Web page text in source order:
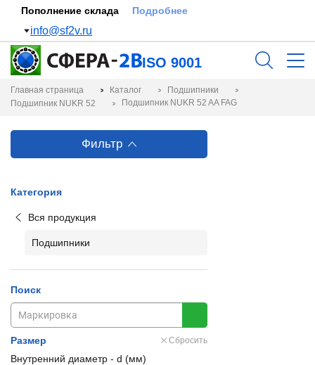
Пополнение склада Подробнее
info@sf2v.ru
ISO 9001
Главная страница Каталог
Подшипники
Подшипник NUKR 52
Подшипник NUKR 52 AA FAG
Фильтр
Категория
Вся продукция
Подшипники
Поиск
Размер Сбросить
Внутренний диаметр - d (мм)